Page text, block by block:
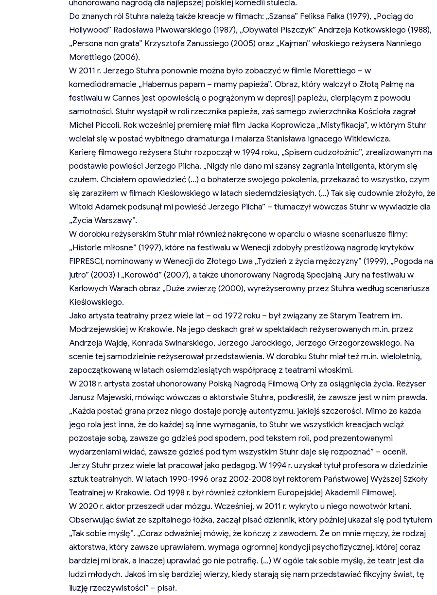
uhonorowano nagrodą dla najlepszej polskiej komedii stulecia.
Do znanych ról Stuhra należą także kreacje w filmach: „Szansa” Feliksa Falka (1979), „Pociąg do
Hollywood” Radosława Piwowarskiego (1987), „Obywatel Piszczyk” Andrzeja Kotkowskiego (1988),
„Persona non grata” Krzysztofa Zanussiego (2005) oraz „Kajman” włoskiego reżysera Nanniego
Morettiego (2006).
W 2011 r. Jerzego Stuhra ponownie można było zobaczyć w filmie Morettiego – w
komediodramacie „Habemus papam – mamy papieża”. Obraz, który walczył o Złotą Palmę na
festiwalu w Cannes jest opowieścią o pogrążonym w depresji papieżu, cierpiącym z powodu
samotności. Stuhr wystąpił w roli rzecznika papieża, zaś samego zwierzchnika Kościoła zagrał
Michel Piccoli. Rok wcześniej premierę miał film Jacka Koprowicza „Mistyfikacja”, w którym Stuhr
wcielał się w postać wybitnego dramaturga i malarza Stanisława Ignacego Witkiewicza.
Karierę filmowego reżysera Stuhr rozpoczął w 1994 roku, „Spisem cudzołożnic”, zrealizowanym na
podstawie powieści Jerzego Pilcha. „Nigdy nie dano mi szansy zagrania inteligenta, którym się
czułem. Chciałem opowiedzieć (…) o bohaterze swojego pokolenia, przekazać to wszystko, czym
się zaraziłem w filmach Kieślowskiego w latach siedemdziesiątych. (…) Tak się cudownie złożyło, że
Witold Adamek podsunął mi powieść Jerzego Pilcha” – tłumaczył wówczas Stuhr w wywiadzie dla
„Życia Warszawy”.
W dorobku reżyserskim Stuhr miał również nakręcone w oparciu o własne scenariusze filmy:
„Historie miłosne” (1997), które na festiwalu w Wenecji zdobyły prestiżową nagrodę krytyków
FIPRESCI, nominowany w Wenecji do Złotego Lwa „Tydzień z życia mężczyzny” (1999), „Pogoda na
jutro” (2003) i „Korowód” (2007), a także uhonorowany Nagrodą Specjalną Jury na festiwalu w
Karlowych Warach obraz „Duże zwierzę (2000), wyreżyserowny przez Stuhra według scenariusza
Kieślowskiego.
Jako artysta teatralny przez wiele lat – od 1972 roku – był związany ze Starym Teatrem im.
Modrzejewskiej w Krakowie. Na jego deskach grał w spektaklach reżyserowanych m.in. przez
Andrzeja Wajdę, Konrada Swinarskiego, Jerzego Jarockiego, Jerzego Grzegorzewskiego. Na
scenie tej samodzielnie reżyserował przedstawienia. W dorobku Stuhr miał też m.in. wieloletnią,
zapoczątkowaną w latach osiemdziesiątych współpracę z teatrami włoskimi.
W 2018 r. artysta został uhonorowany Polską Nagrodą Filmową Orły za osiągnięcia życia. Reżyser
Janusz Majewski, mówiąc wówczas o aktorstwie Stuhra, podkreślił, że zawsze jest w nim prawda.
„Każda postać grana przez niego dostaje porcję autentyzmu, jakiejś szczerości. Mimo że każda
jego rola jest inna, że do każdej są inne wymagania, to Stuhr we wszystkich kreacjach wciąż
pozostaje sobą, zawsze go gdzieś pod spodem, pod tekstem roli, pod prezentowanymi
wydarzeniami widać, zawsze gdzieś pod tym wszystkim Stuhr daje się rozpoznać” – ocenił.
Jerzy Stuhr przez wiele lat pracował jako pedagog. W 1994 r. uzyskał tytuł profesora w dziedzinie
sztuk teatralnych. W latach 1990-1996 oraz 2002-2008 był rektorem Państwowej Wyższej Szkoły
Teatralnej w Krakowie. Od 1998 r. był również członkiem Europejskiej Akademii Filmowej.
W 2020 r. aktor przeszedł udar mózgu. Wcześniej, w 2011 r. wykryto u niego nowotwór krtani.
Obserwując świat ze szpitalnego łóżka, zaczął pisać dziennik, który później ukazał się pod tytułem
„Tak sobie myślę”. „Coraz odważniej mówię, że kończę z zawodem. Że on mnie męczy, że rodzaj
aktorstwa, który zawsze uprawiałem, wymaga ogromnej kondycji psychofizycznej, której coraz
bardziej mi brak, a inaczej uprawiać go nie potrafię. (…) W ogóle tak sobie myślę, że teatr jest dla
ludzi młodych. Jakoś im się bardziej wierzy, kiedy starają się nam przedstawiać fikcyjny świat, tę
iluzję rzeczywistości” – pisał.